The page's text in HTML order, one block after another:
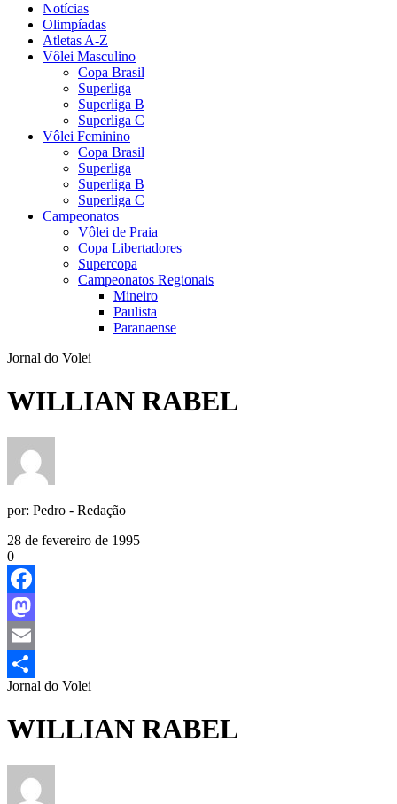
Notícias
Olimpíadas
Atletas A-Z
Vôlei Masculino
Copa Brasil
Superliga
Superliga B
Superliga C
Vôlei Feminino
Copa Brasil
Superliga
Superliga B
Superliga C
Campeonatos
Vôlei de Praia
Copa Libertadores
Supercopa
Campeonatos Regionais
Mineiro
Paulista
Paranaense
Jornal do Volei
WILLIAN RABEL
por: Pedro - Redação
28 de fevereiro de 1995
0
Facebook
Mastodon
Email
Share
Jornal do Volei
WILLIAN RABEL